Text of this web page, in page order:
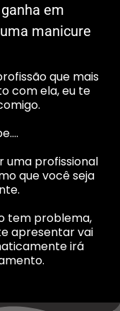
em
manicure
que mais
com ela, eu te
uma profissional
que você seja
tem problema,
apresentar vai
irá